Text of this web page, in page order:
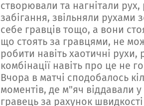
створювали та нагнітали рух,
забігання, звільняли рухами
себе гравців тощо, а вони
що стоять за гравцями, не
робити навіть хаотичні рухи,
комбінації навіть про це не
Вчора в матчі сподобалось
моментів, де м"яч віддавали у
гравець за рахунок